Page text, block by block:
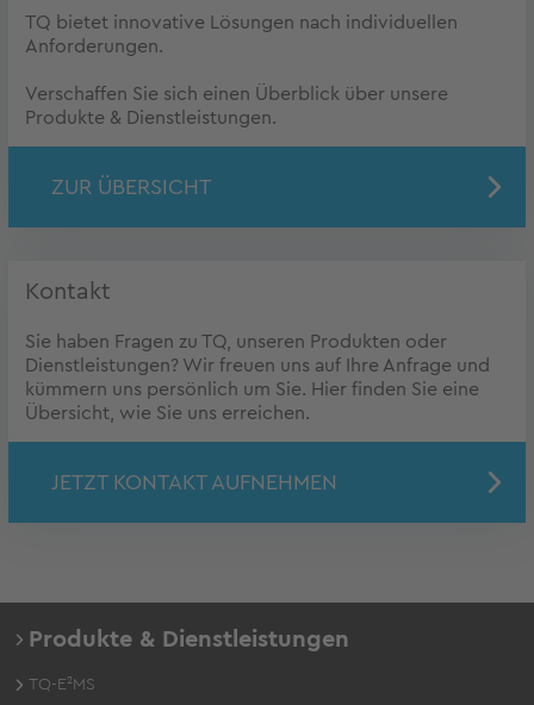
TQ bietet innovative Lösungen nach individuellen
Anforderungen.
Verschaffen Sie sich einen Überblick über unsere
Produkte & Dienstleistungen.
ZUR ÜBERSICHT
Kontakt
Sie haben Fragen zu TQ, unseren Produkten oder
Dienstleistungen? Wir freuen uns auf Ihre Anfrage und
kümmern uns persönlich um Sie. Hier finden Sie eine
Übersicht, wie Sie uns erreichen.
JETZT KONTAKT AUFNEHMEN
Produkte & Dienstleistungen
TQ-E²MS